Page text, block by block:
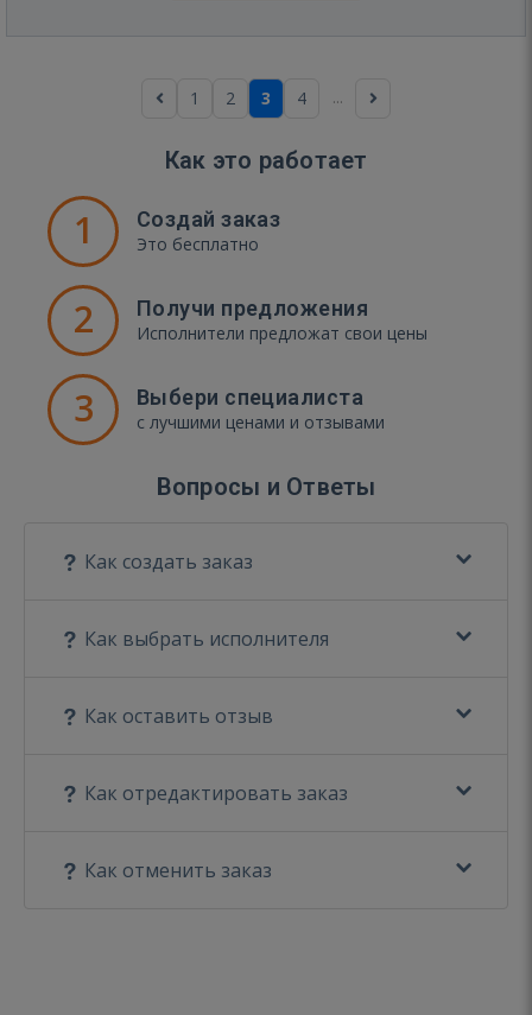
1 2 3 4 ...
Как это работает
1 Создай заказ
Это бесплатно
2 Получи предложения
Исполнители предложат свои цены
3 Выбери специалиста
с лучшими ценами и отзывами
Вопросы и Ответы
Как создать заказ
Как выбрать исполнителя
Как оставить отзыв
Как отредактировать заказ
Как отменить заказ